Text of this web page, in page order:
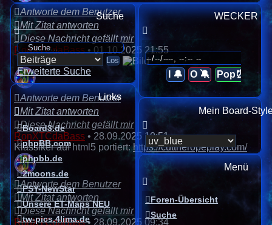
Antworte dem Benutzer
Mit Zitat antworten
Diese Nachricht gefällt mir
RonXTCdaBass•01.10.2025 21:55
Antworte dem Benutzer
Mit Zitat antworten
Diese Nachricht gefällt mir
RonXTCdaBass • 28.09.2025 10:51
Klassiker auf html5 portiert:https://cuttheropeplay.com/
Antworte dem Benutzer
Mit Zitat antworten
Diese Nachricht gefällt mir
RonXTCdaBass• 28.09.2025 09:34
Suche
Erweiterte Suche
Links
Board3.de
phpBB.com
phpbb.de
2moons.de
PSY-NewStar
Unsere ET-Maps NEU
tw-pics.4lima.de
WECKER
I 🔔 O 🔕 Pop⏰
Mein Board-
Menü
Foren-Übersicht
Suche